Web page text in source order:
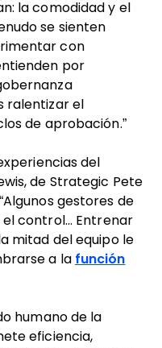
la comodidad y el
se sienten
con
por
ralentizar el
de aprobación.”
del
de Strategic Pete
gestores de
control... Entrenar
mitad del equipo le
a la función
humano de la
eficiencia,